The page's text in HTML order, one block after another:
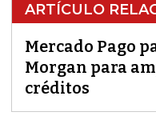
ARTÍCULO
Mercado Pago
Morgan para
créditos